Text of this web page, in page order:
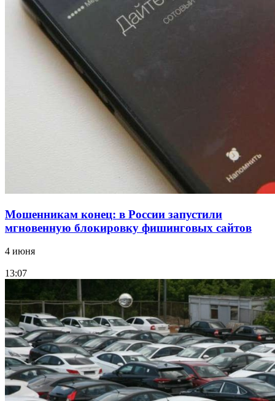
18:39
В Красноармейском районе Волгограда стартует
конкурс на ремонт моста через Волго‑Донской
судоходный канал
Фестиваль #ТриЧетыре в Волгограде пройдёт
11–13 сентября в рамках Года единства народов
Мошенникам конец: в России запустили
мгновенную блокировку фишинговых сайтов
4 июня
13:07